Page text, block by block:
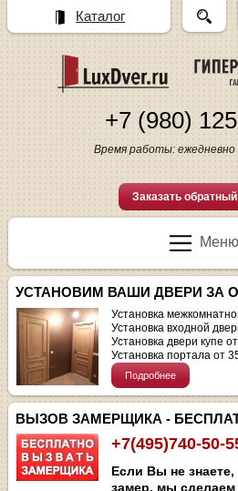
+7 (980)
Время работы: ежедневно
Заказать
Меню
УСТАНОВИМ ВАШИ ДВЕРИ ЗА
Установка
Установка входной
Установка двери купе
Установка портала от
Подробнее
ВЫЗОВ ЗАМЕРЩИКА -
+7(495)740-50-
Если Вы не знаете,
замер, мы сделаем
Каталог